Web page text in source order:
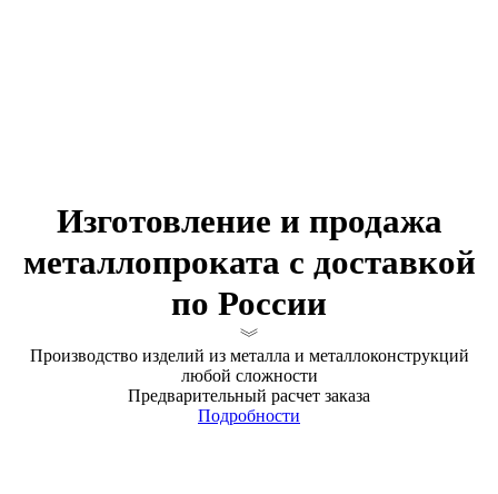
Изготовление и продажа
металлопроката с доставкой
по России
Производство изделий из металла и металлоконструкций
любой сложности
Предварительный расчет заказа
Подробности